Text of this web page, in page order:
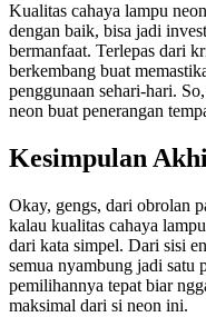
Kualitas cahaya lampu
dengan baik, bisa jadi
bermanfaat. Terlepas dari
berkembang buat
penggunaan sehari-hari.
neon buat penerangan
Kesimpulan
Okay, gengs, dari obrolan
kalau kualitas cahaya
dari kata simpel. Dari sisi
semua nyambung jadi satu
pemilihannya tepat biar
maksimal dari si neon ini.